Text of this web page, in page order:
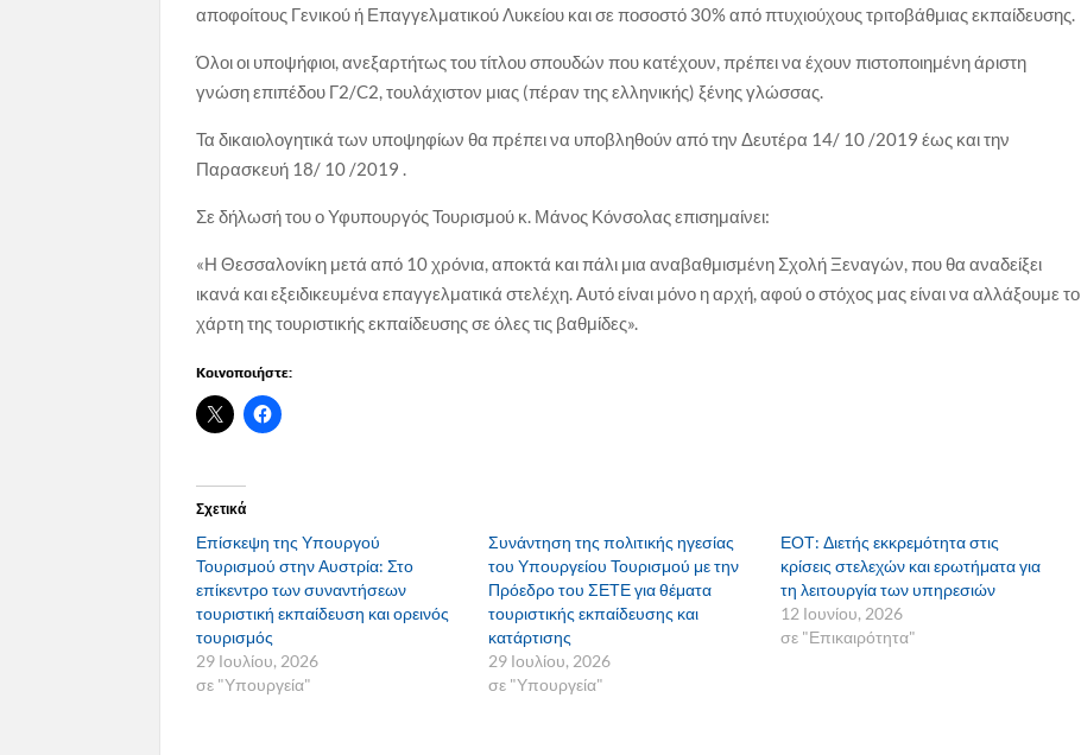
αποφοίτους Γενικού ή Επαγγελματικού Λυκείου και σε ποσοστό 30% από πτυχιούχους τριτοβάθμιας εκπαίδευσης.
Όλοι οι υποψήφιοι, ανεξαρτήτως του τίτλου σπουδών που κατέχουν, πρέπει να έχουν πιστοποιημένη άριστη
γνώση επιπέδου Γ2/C2, τουλάχιστον μιας (πέραν της ελληνικής) ξένης γλώσσας.
Τα δικαιολογητικά των υποψηφίων θα πρέπει να υποβληθούν από την Δευτέρα 14/ 10 /2019 έως και την
Παρασκευή 18/ 10 /2019 .
Σε δήλωσή του ο Υφυπουργός Τουρισμού κ. Μάνος Κόνσολας επισημαίνει:
«Η Θεσσαλονίκη μετά από 10 χρόνια, αποκτά και πάλι μια αναβαθμισμένη Σχολή Ξεναγών, που θα αναδείξει
ικανά και εξειδικευμένα επαγγελματικά στελέχη. Αυτό είναι μόνο η αρχή, αφού ο στόχος μας είναι να αλλάξουμε το
χάρτη της τουριστικής εκπαίδευσης σε όλες τις βαθμίδες».
Κοινοποιήστε:
Σχετικά
Επίσκεψη της Υπουργού
Τουρισμού στην Αυστρία: Στο
επίκεντρο των συναντήσεων
τουριστική εκπαίδευση και ορεινός
τουρισμός
29 Ιουλίου, 2026
σε "Υπουργεία"
Συνάντηση της πολιτικής ηγεσίας
του Υπουργείου Τουρισμού με την
Πρόεδρο του ΣΕΤΕ για θέματα
τουριστικής εκπαίδευσης και
κατάρτισης
29 Ιουλίου, 2026
σε "Υπουργεία"
ΕΟΤ: Διετής εκκρεμότητα στις
κρίσεις στελεχών και ερωτήματα για
τη λειτουργία των υπηρεσιών
12 Ιουνίου, 2026
σε "Επικαιρότητα"